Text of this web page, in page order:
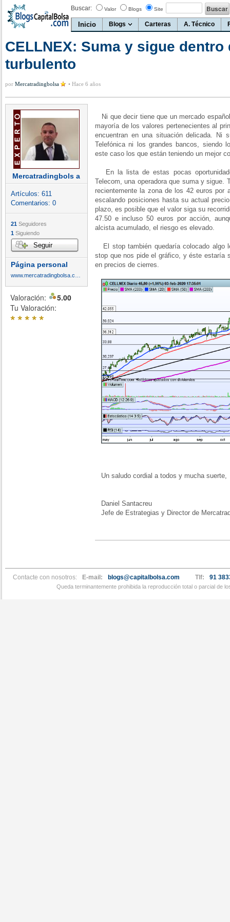
Buscar: Valor Blogs Site
Inicio Blogs Carteras A. Técnico
CELLNEX: Suma y sigue dentro
turbulento
por Mercatradingbolsa • Hace 6 años
Mercatradingbols a
Artículos: 611
Comentarios: 0
21 Seguidores
1 Siguiendo
Seguir
Página personal
Valoración:
5.00
Tu Valoración:
*****
Ni que decir tiene que un mercado
mayoría de los valores pertenecientes al
encuentran en una situación delicada. Ni
Telefónica ni los grandes bancos, siendo
este caso los que están teniendo un mejor
En la lista de estas pocas
Telecom, una operadora que suma y sigue.
recientemente la zona de los 42 euros por
escalando posiciones hasta su actual
plazo, es posible que el valor siga su
47.50 e incluso 50 euros por acción,
alcista acumulado, el riesgo es elevado.
El stop también quedaría colocado algo
stop que nos pide el gráfico, y éste estaría
en precios de cierres.
Un saludo cordial a todos y mucha suerte,
Daniel Santacreu
Jefe de Estrategias y Director de
Contacte con nosotros: E-mail: blogs@capitalbolsa.com Tlf: 91
Queda terminantemente prohibida la reproducción total o parcial de